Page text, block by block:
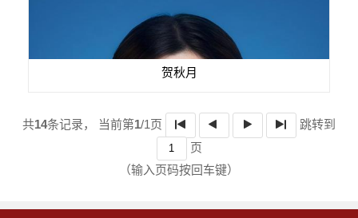
贺秋月
共14条记录， 当前第1/1页
跳转到
页
（输入页码按回车键）